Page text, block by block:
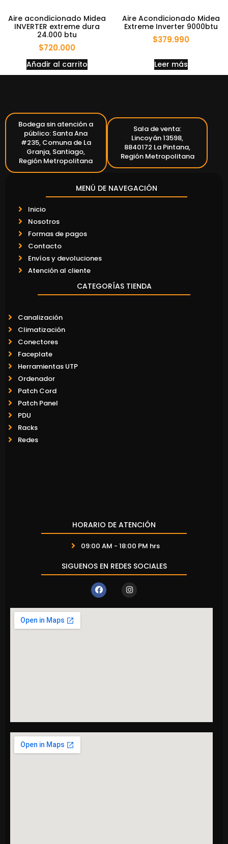
Aire acondicionado Midea
INVERTER extreme dura
24.000 btu
$720.000
Añadir al carrito
Aire Acondicionado Midea
Extreme Inverter 9000btu
$379.990
Leer más
Bodega sin atención a
público: Santa Ana
#235, Comuna de La
Granja, Santiago,
Región Metropolitana
Sala de venta:
Lincoyán 13598,
8840172 La Pintana,
Región Metropolitana
MENÚ DE NAVEGACIÓN
Inicio
Nosotros
Formas de pagos
Contacto
Envíos y devoluciones
Atención al cliente
CATEGORÍAS TIENDA
Canalización
Climatización
Conectores
Faceplate
Herramientas UTP
Ordenador
Patch Cord
Patch Panel
PDU
Racks
Redes
HORARIO DE ATENCIÓN
09:00 AM - 18:00 PM hrs
SIGUENOS EN REDES SOCIALES